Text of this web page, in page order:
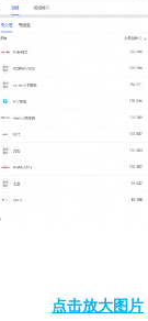
点击放大图片